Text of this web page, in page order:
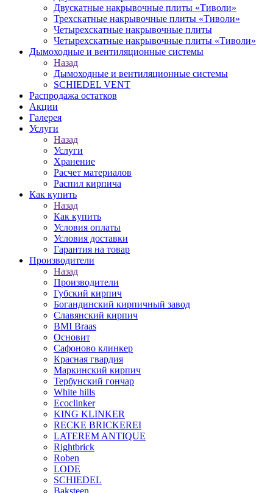
Двускатные накрывочные плиты «Тиволи»
Трехскатные накрывочные плиты «Тиволи»
Четырехскатные накрывочные плиты
Четырехскатные накрывочные плиты «Тиволи»
Дымоходные и вентиляционные системы
Назад
Дымоходные и вентиляционные системы
SCHIEDEL VENT
Распродажа остатков
Акции
Галерея
Услуги
Назад
Услуги
Хранение
Расчет материалов
Распил кирпича
Как купить
Назад
Как купить
Условия оплаты
Условия доставки
Гарантия на товар
Производители
Назад
Производители
Губский кирпич
Богандинский кирпичный завод
Славянский кирпич
BMI Braas
Основит
Сафоново клинкер
Красная гвардия
Маркинский кирпич
Тербунский гончар
White hills
Ecoclinker
KING KLINKER
RECKE BRICKEREI
LATEREM ANTIQUE
Rightbrick
Roben
LODE
SCHIEDEL
Baksteen